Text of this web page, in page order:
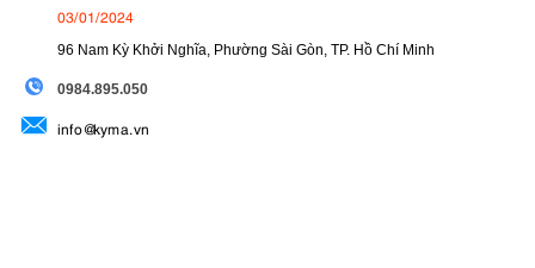
03/01/2024
96 Nam Kỳ Khởi Nghĩa, Phường Sài Gòn, TP. Hồ Chí Minh
0984.895.050
info@kyma.vn